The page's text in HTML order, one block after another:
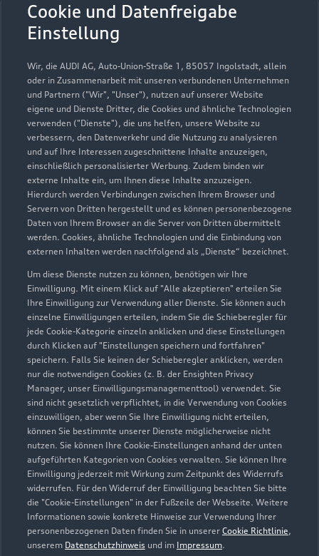
Cookie und Datenfreigabe
Einstellung
Wir, die AUDI AG, Auto-Union-Straße 1, 85057 Ingolstadt, allein
oder in Zusammenarbeit mit unseren verbundenen Unternehmen
und Partnern ("Wir", "Unser"), nutzen auf unserer Website
eigene und Dienste Dritter, die Cookies und ähnliche Technologien
verwenden ("Dienste"), die uns helfen, unsere Website zu
verbessern, den Datenverkehr und die Nutzung zu analysieren
und auf Ihre Interessen zugeschnittene Inhalte anzuzeigen,
einschließlich personalisierter Werbung. Zudem binden wir
externe Inhalte ein, um Ihnen diese Inhalte anzuzeigen.
Hierdurch werden Verbindungen zwischen Ihrem Browser und
Servern von Dritten hergestellt und es können personenbezogene
Daten von Ihrem Browser an die Server von Dritten übermittelt
werden. Cookies, ähnliche Technologien und die Einbindung von
externen Inhalten werden nachfolgend als „Dienste“ bezeichnet.
Um diese Dienste nutzen zu können, benötigen wir Ihre
Einwilligung. Mit einem Klick auf "Alle akzeptieren" erteilen Sie
Ihre Einwilligung zur Verwendung aller Dienste. Sie können auch
einzelne Einwilligungen erteilen, indem Sie die Schieberegler für
jede Cookie-Kategorie einzeln anklicken und diese Einstellungen
durch Klicken auf "Einstellungen speichern und fortfahren"
speichern. Falls Sie keinen der Schieberegler anklicken, werden
nur die notwendigen Cookies (z. B. der Ensighten Privacy
Manager, unser Einwilligungsmanagementtool) verwendet. Sie
sind nicht gesetzlich verpflichtet, in die Verwendung von Cookies
einzuwilligen, aber wenn Sie Ihre Einwilligung nicht erteilen,
können Sie bestimmte unserer Dienste möglicherweise nicht
nutzen. Sie können Ihre Cookie-Einstellungen anhand der unten
aufgeführten Kategorien von Cookies verwalten. Sie können Ihre
Einwilligung jederzeit mit Wirkung zum Zeitpunkt des Widerrufs
widerrufen. Für den Widerruf der Einwilligung beachten Sie bitte
die "Cookie-Einstellungen" in der Fußzeile der Webseite. Weitere
Informationen sowie konkrete Hinweise zur Verwendung Ihrer
personenbezogenen Daten finden Sie in unserer Cookie Richtlinie,
unserem Datenschutzhinweis und im Impressum.
Auto Schütz GmbH
Max-Eyth-Weg 2
64823 Groß-Umstadt
06078 93200
info@auto-schuetz.de
Kontaktdaten herunterladen
Öffnungszeiten
Service
Geschlossen,öffnet amFreitag 07:00